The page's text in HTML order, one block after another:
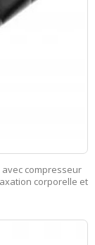
avec compresseur
corporelle et